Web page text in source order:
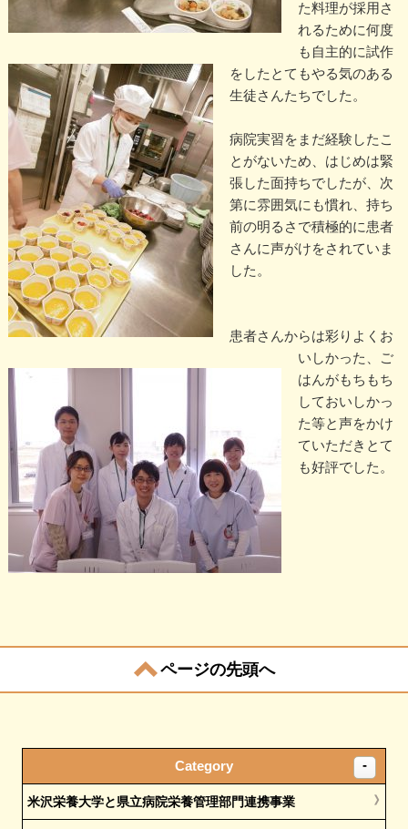
た料理が採用さ
れるために何度
も自主的に試作
をしたとてもやる気のある
生徒さんたちでした。
病院実習をまだ経験したこ
とがないため、はじめは緊
張した面持ちでしたが、次
第に雰囲気にも慣れ、持ち
前の明るさで積極的に患者
さんに声がけをされていま
した。
患者さんからは彩りよくお
いしかった、ご
はんがもちもち
しておいしかっ
た等と声をかけ
ていただきとて
も好評でした。
ページの先頭へ
Category
米沢栄養大学と県立病院栄養管理部門連携事業